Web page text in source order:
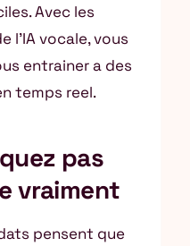
Avec les
l’IA vocale, vous
entrainer a des
temps reel.
pas
vraiment
pensent que